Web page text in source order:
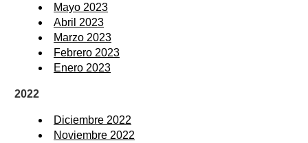
Mayo 2023
Abril 2023
Marzo 2023
Febrero 2023
Enero 2023
2022
Diciembre 2022
Noviembre 2022